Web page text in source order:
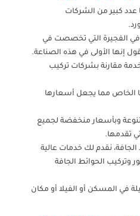
عدد كبير من الشركات
في الفجيرة التي تخصصت في
إنها الأولى في هذه الصناعة.
مقارنة بشركات تركيب
الخاص مما يجعل أسعارها
وبأسعار منخفضة لجميع
تقدمها.
نقدم لك خدمات عالية
وتركيب الحوائط الجافة
في المسكن أو الفيلا أو مكان